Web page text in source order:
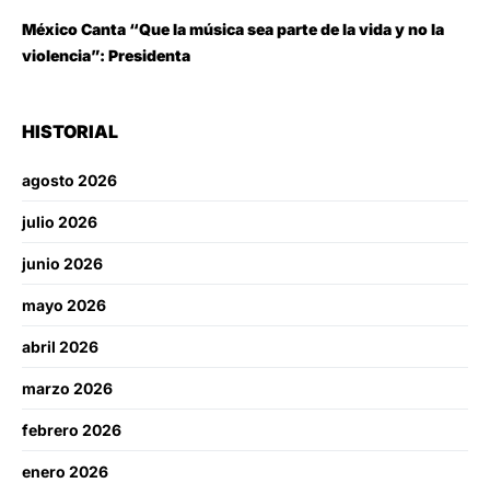
México Canta “Que la música sea parte de la vida y no la
violencia”: Presidenta
HISTORIAL
agosto 2026
julio 2026
junio 2026
mayo 2026
abril 2026
marzo 2026
febrero 2026
enero 2026